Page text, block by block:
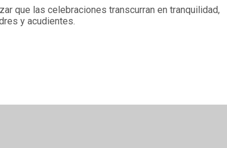
que las celebraciones transcurran en tranquilidad,
y acudientes.